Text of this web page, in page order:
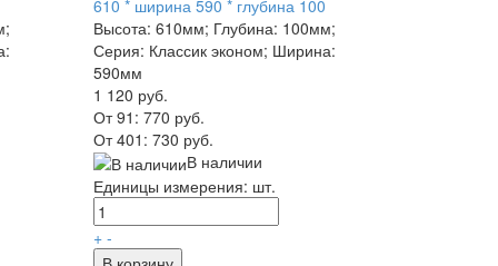
610 * ширина 590 * глубина 100
Высота: 610мм; Глубина: 100мм;
Серия: Классик эконом; Ширина:
590мм
1 120 руб.
От 91: 770 руб.
От 401: 730 руб.
В наличии
Единицы измерения: шт.
+ -